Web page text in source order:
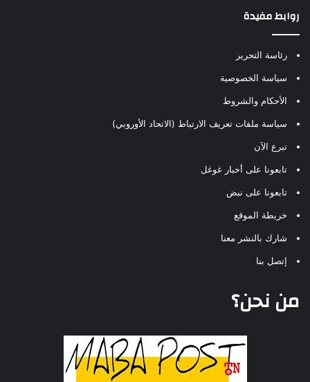
روابط مفيدة
رئاسة التحرير
سياسة الخصوصية
الأحكام والشروط
سياسة ملفات تعريف الارتباط (الاتحاد الأوروبي)
تبرع الآن
تابعونا على أخبار غوغل
تابعونا على نبض
خريطة الموقع
شارك بالنشر معنا
إتصل بنا
من نحن؟